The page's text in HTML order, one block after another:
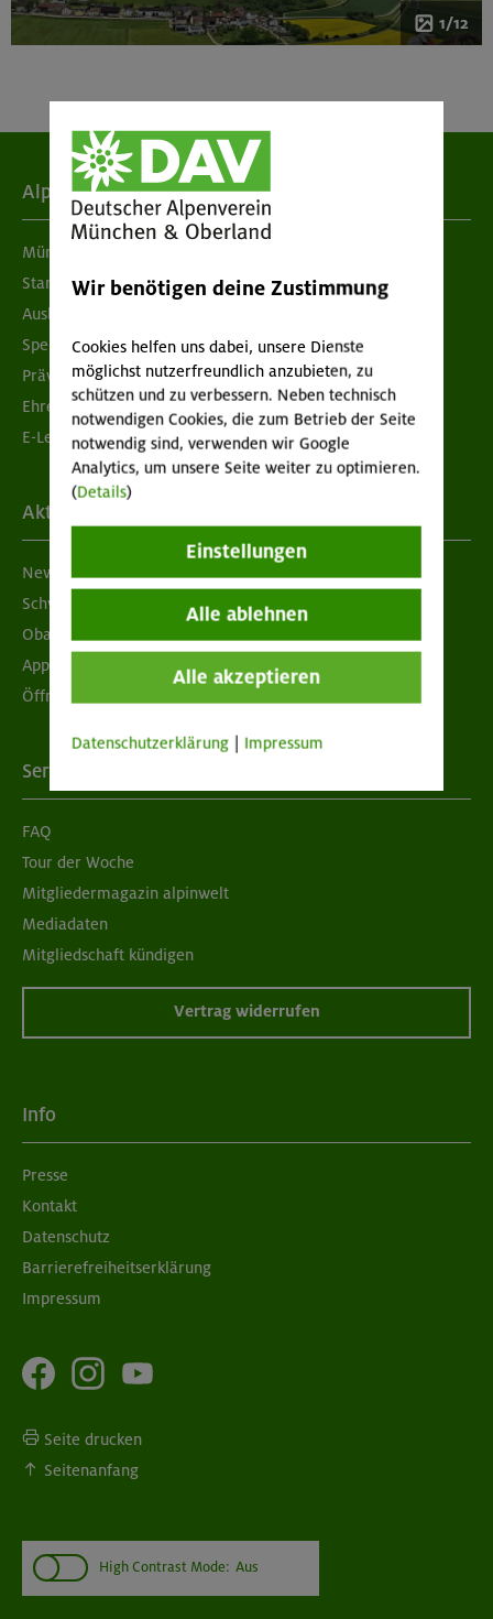
1/12
Alpenverein
München & Oberland
Standorte
Ausbildung & Jobs
Spenden
Prävention sexualisierter Gewalt
Ehrenamtsbörse
E-Learning
Aktuelles
Newsletter
Schwarzes Brett
Obacht geben!
App "Mein DAV+"
Öffnungszeiten
Services
FAQ
Tour der Woche
Mitgliedermagazin alpinwelt
Mediadaten
Mitgliedschaft kündigen
Vertrag widerrufen
Info
Presse
Kontakt
Datenschutz
Barrierefreiheitserklärung
Impressum
Seite drucken
Seitenanfang
High Contrast Mode: Aus
Wir benötigen deine Zustimmung
Cookies helfen uns dabei, unsere Dienste
möglichst nutzerfreundlich anzubieten, zu
schützen und zu verbessern. Neben technisch
notwendigen Cookies, die zum Betrieb der Seite
notwendig sind, verwenden wir Google
Analytics, um unsere Seite weiter zu optimieren.
(Details)
Einstellungen
Alle ablehnen
Alle akzeptieren
Datenschutzerklärung Impressum